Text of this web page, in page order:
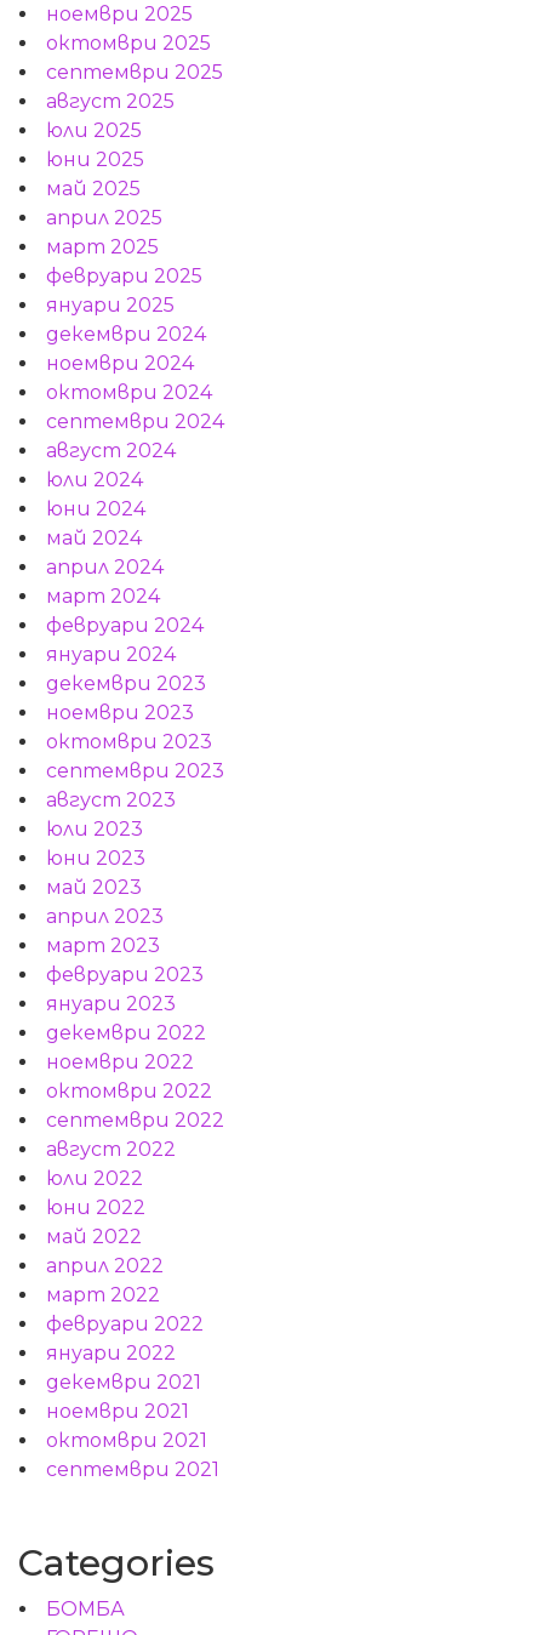
ноември 2025
октомври 2025
септември 2025
август 2025
юли 2025
юни 2025
май 2025
април 2025
март 2025
февруари 2025
януари 2025
декември 2024
ноември 2024
октомври 2024
септември 2024
август 2024
юли 2024
юни 2024
май 2024
април 2024
март 2024
февруари 2024
януари 2024
декември 2023
ноември 2023
октомври 2023
септември 2023
август 2023
юли 2023
юни 2023
май 2023
април 2023
март 2023
февруари 2023
януари 2023
декември 2022
ноември 2022
октомври 2022
септември 2022
август 2022
юли 2022
юни 2022
май 2022
април 2022
март 2022
февруари 2022
януари 2022
декември 2021
ноември 2021
октомври 2021
септември 2021
Categories
БОМБА